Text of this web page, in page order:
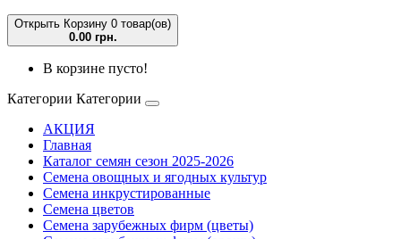
Открыть Корзину 0 товар(ов)
0.00 грн.
В корзине пусто!
Категории Категории
АКЦИЯ
Главная
Каталог семян сезон 2025-2026
Семена овощных и ягодных культур
Семена инкрустированные
Семена цветов
Семена зарубежных фирм (цветы)